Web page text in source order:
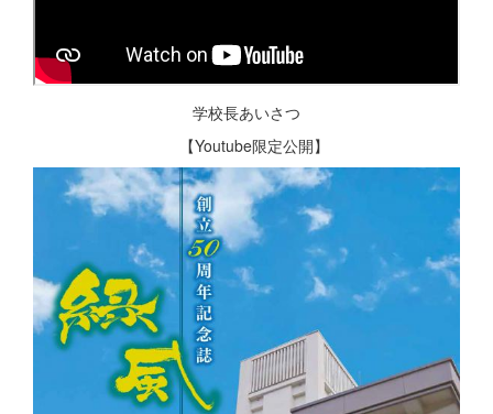
学校長あいさつ
【Youtube限定公開】